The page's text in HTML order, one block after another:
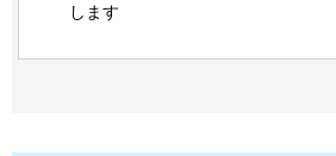
します